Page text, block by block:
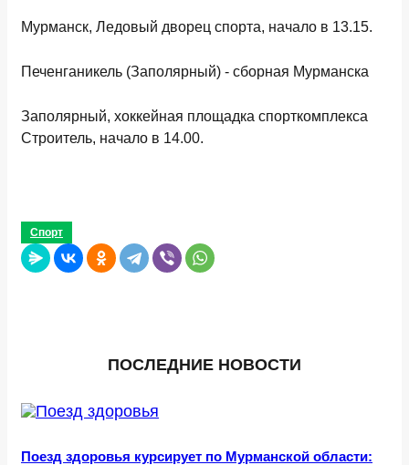
Мурманск, Ледовый дворец спорта, начало в 13.15.
Печенганикель (Заполярный) - сборная Мурманска
Заполярный, хоккейная площадка спорткомплекса
Строитель, начало в 14.00.
Спорт
ПОСЛЕДНИЕ НОВОСТИ
Поезд здоровья курсирует по Мурманской области: